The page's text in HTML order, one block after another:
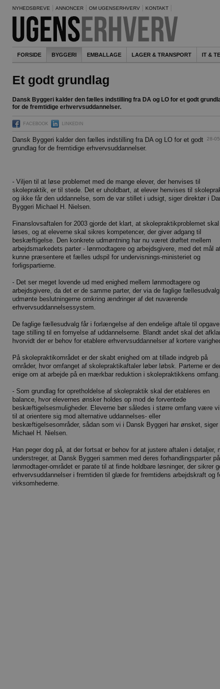
NYHEDSBREVE ANNONCER OM UGENSERHVERV KONTAKT
FORSIDE BYGGERI EMBALLAGE LAGER & TRANSPORT IT &
Et godt grundlag
Dansk Byggeri kalder den fælles indstilling fra DA og LO for et godt
for de fremtidige erhvervsuddannelser.
FACEBOOK LINKEDIN
28-
Dansk Byggeri kalder den fælles indstilling fra DA og LO for et godt
grundlag for de fremtidige erhvervsuddannelser.
- Viljen til at løse problemet med de mange elever, der henvises til
skolepraktik, er til stede. Det er uholdbart, at elever henvises til
og ikke får den uddannelse, som de var stillet i udsigt, siger direktør i
Byggeri Michael H. Nielsen.
Finanslovsaftalen for 2003 gjorde det klart, at skolepraktikproblemet skal
løses, og at eleverne skal sikres kompetencer, der giver adgang til
beskæftigelse. Den konkrete udmøntning har nu været drøftet mellem
arbejdsmarkedets parter - lønmodtagere og arbejdsgivere, med det mål
kunne præsentere et fælles udspil for undervisnings-ministeriet og
forligspartierne.
- Det ser meget lovende ud med enighed mellem lønmodtagere og
arbejdsgivere, da det er de samme parter, der via de faglige
udmønte beslutningerne omkring ændringer af det nuværende
erhvervsuddannelsessystem.
De faglige fællesudvalg får i forlængelse af den endelige aftale til
tage stilling til en fornyelse af uddannelserne. Blandt andet skal det
hvorvidt der er behov for etablere erhvervsuddannelser af kortere
På skolepraktikområdet er der skabt enighed om at tillade indgreb på
områder, hvor omfanget af skolepraktikaftaler løber løbsk. Parterne er
enige om at arbejde på en mærkbar reduktion i skolepraktikkens omfang.
- Som grundlag for opretholdelse af skolepraktik skal der etableres en
balance, hvor elevernes ønsker holdes op mod de forventede
beskæftigelsesmuligheder. Eleverne bør således i større omfang være
til at orientere sig mod alternative uddannelses- eller
beskæftigelsesområder, sådan som vi i Dansk Byggeri har ønsket, siger
Michael H. Nielsen.
Han peger dog på, at der fortsat er behov for at justere aftalen i detaljer,
understreger, at Dansk Byggeri sammen med deres forhandlingsparter på
lønmodtager-området er parate til at finde holdbare løsninger, der sikrer
erhvervsuddannelser i fremtiden til glæde for fremtidens arbejdskraft og
virksomhederne.